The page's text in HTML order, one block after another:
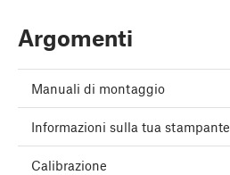
Argomenti
Manuali di montaggio
Informazioni sulla tua stampante
Calibrazione